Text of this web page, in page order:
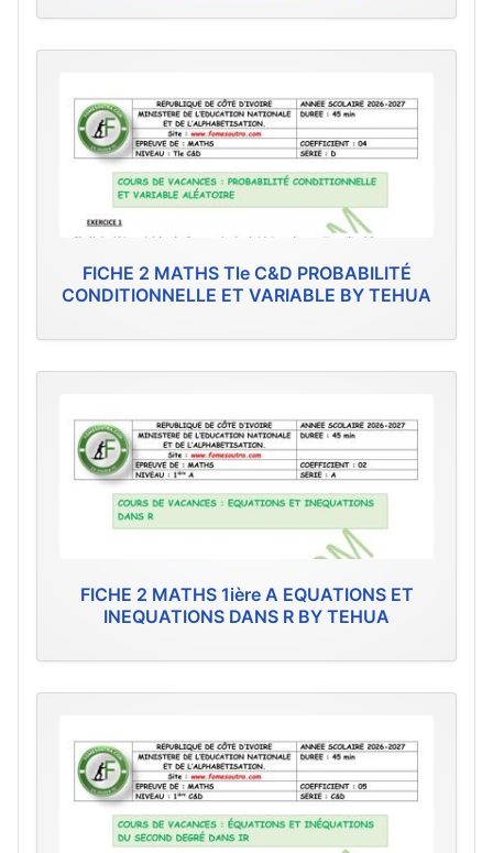
FICHE 2 MATHS Tle C&D PROBABILITÉ
CONDITIONNELLE ET VARIABLE BY TEHUA
FICHE 2 MATHS 1ière A EQUATIONS ET
INEQUATIONS DANS R BY TEHUA